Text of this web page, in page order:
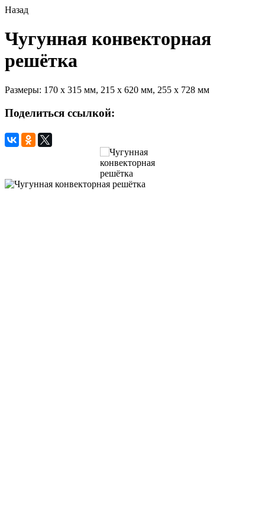
Назад
Чугунная конвекторная
решётка
Размеры: 170 х 315 мм, 215 х 620 мм, 255 х 728 мм
Поделиться ссылкой: